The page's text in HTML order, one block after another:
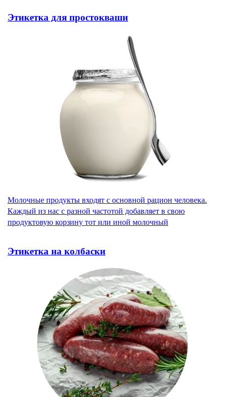
Этикетка для простокваши
Молочные продукты входят с основной рацион человека.
Каждый из нас с разной частотой добавляет в свою
продуктовую корзину тот или иной молочный
Этикетка на колбаски